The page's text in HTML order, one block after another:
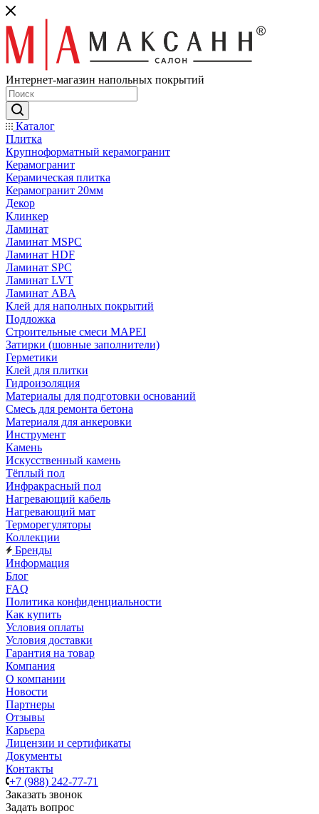
Интернет-магазин напольных покрытий
Каталог
Плитка
Крупноформатный керамогранит
Керамогранит
Керамическая плитка
Керамогранит 20мм
Декор
Клинкер
Ламинат
Ламинат MSPC
Ламинат HDF
Ламинат SPC
Ламинат LVT
Ламинат ABA
Клей для наполных покрытий
Подложка
Строительные смеси MAPEI
Затирки (шовные заполнители)
Герметики
Клей для плитки
Гидроизоляция
Материалы для подготовки оснований
Смесь для ремонта бетона
Материаля для анкеровки
Инструмент
Камень
Искусственный камень
Тёплый пол
Инфракрасный пол
Нагревающий кабель
Нагревающий мат
Терморегуляторы
Коллекции
Бренды
Информация
Блог
FAQ
Политика конфиденциальности
Как купить
Условия оплаты
Условия доставки
Гарантия на товар
Компания
О компании
Новости
Партнеры
Отзывы
Карьера
Лицензии и сертификаты
Документы
Контакты
+7 (988) 242-77-71
Заказать звонок
Задать вопрос